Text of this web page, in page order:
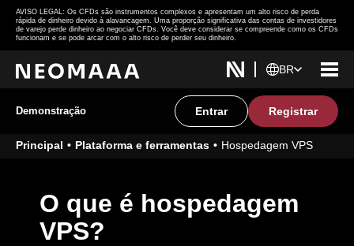
AVISO LEGAL: Os CFDs são instrumentos complexos e apresentam um alto risco de perda
rápida de dinheiro devido à alavancagem. Uma proporção significativa das contas de investidores
de varejo perde dinheiro ao negociar CFDs. Você deve considerar se compreende como os CFDs
funcionam e se pode arcar com o alto risco de perder seu dinheiro.
BR
Demonstração Entrar Registrar
Principal Plataforma e ferramentas Hospedagem VPS
O que é hospedagem
VPS?